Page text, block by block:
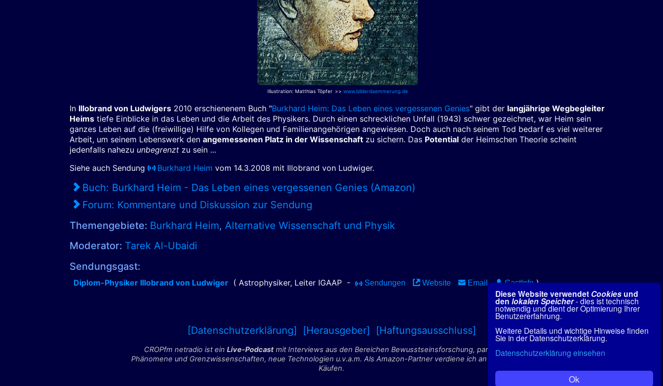
Ok
Diese Website verwendet Cookies und
den lokalen Speicher- dies ist technisch
notwendig und dient der Optimierung Ihrer
Benutzererfahrung.
Weitere Details und wichtige Hinweise finden
Sie in der Datenschutzerklärung.
Datenschutzerklärung einsehen
Illustration: Matthias Töpfer >> www.bilderdaemmerung.de
In Illobrand von Ludwigers 2010 erschienenem Buch "Burkhard Heim: Das Leben eines vergessenen Genies" gibt der langjährige Wegbegleiter
Heims tiefe Einblicke in das Leben und die Arbeit des Physikers. Durch einen schrecklichen Unfall (1943) schwer gezeichnet, war Heim sein
ganzes Leben auf die (freiwillige) Hilfe von Kollegen und Familienangehörigen angewiesen. Doch auch nach seinem Tod bedarf es viel weiterer
Arbeit, um seinem Lebenswerk den angemessenen Platz in der Wissenschaft zu sichern. Das Potential der Heimschen Theorie scheint
jedenfalls nahezu unbegrenzt zu sein ...
Siehe auch Sendung
Burkhard Heim vom 14.3.2008 mit Illobrand von Ludwiger.
Buch: Burkhard Heim - Das Leben eines vergessenen Genies (Amazon)
Forum: Kommentare und Diskussion zur Sendung
Themengebiete: Burkhard Heim, Alternative Wissenschaft und Physik
Moderator: Tarek Al-Ubaidi
Sendungsgast:
Diplom-Physiker Illobrand von Ludwiger ( Astrophysiker, Leiter IGAAP - Sendungen Website Email GastInfo )
[Datenschutzerklärung] [Herausgeber] [Haftungsausschluss]
CROPfm netradio ist ein Live-Podcastmit Interviews aus den Bereichen Bewusstseinsforschung, paranormale
Phänomene und Grenzwissenschaften, neue Technologien u.v.a.m. Als Amazon-Partner verdiene ich an qualifizierten
Käufen.